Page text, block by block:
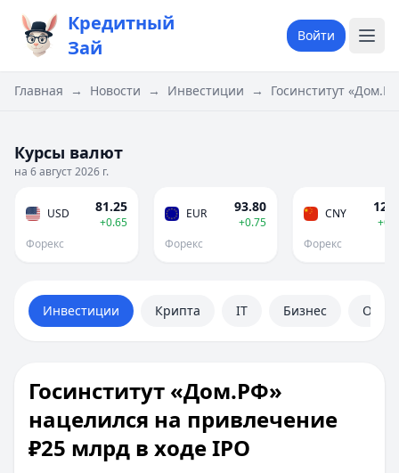
Кредитный
Зай
Войти
Главная → Новости → Инвестиции → Госинститут
Курсы валют
на 6 август 2026 г.
USD 81.25
+0.65
Форекс
EUR 93.80
+0.75
Форекс
CNY
Форекс
Инвестиции Крипта IT Бизнес
Госинститут «Дом.РФ»
нацелился на привлечение
₽25 млрд в ходе IPO